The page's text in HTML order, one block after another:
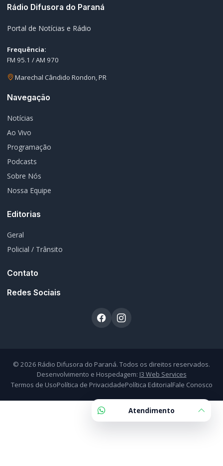
Rádio Difusora do Paraná
Portal de Notícias e Rádio
Frequência:
FM 95.1 / AM 970
Marechal Cândido Rondon, PR
Navegação
Notícias
Ao Vivo
Programação
Podcasts
Sobre Nós
Nossa Equipe
Editorias
Geral
Policial / Trânsito
Contato
Redes Sociais
© 2026 Rádio Difusora do Paraná. Todos os direitos reservados.
Desenvolvimento e Hospedagem: I3 Web Services
Termos de UsoPolítica de PrivacidadePolítica EditorialFale Conosco
Atendimento